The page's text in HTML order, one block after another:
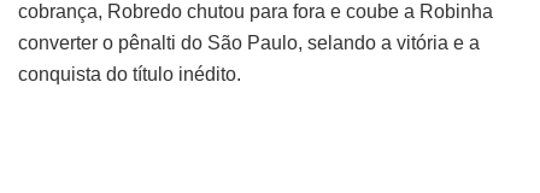
cobrança, Robredo chutou para fora e coube a Robinha
converter o pênalti do São Paulo, selando a vitória e a
conquista do título inédito.